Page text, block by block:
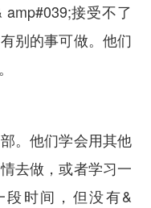
接受不了
别的事可做。他们
。他们学会用其他
去做，或者学习一
时间，但没有&